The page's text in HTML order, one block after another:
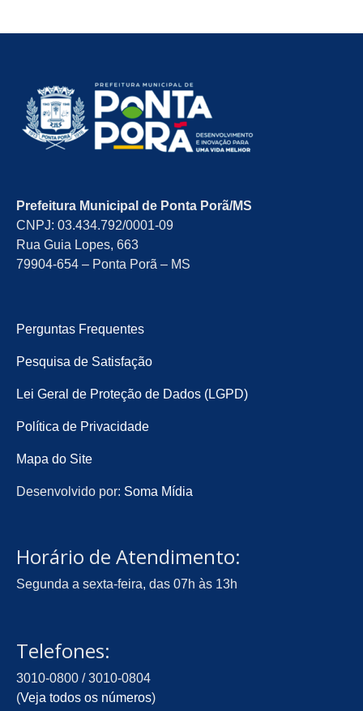
Prefeitura Municipal de Ponta Porã/MS
CNPJ: 03.434.792/0001-09
Rua Guia Lopes, 663
79904-654 – Ponta Porã – MS
Perguntas Frequentes
Pesquisa de Satisfação
Lei Geral de Proteção de Dados (LGPD)
Política de Privacidade
Mapa do Site
Desenvolvido por: Soma Mídia
Horário de Atendimento:
Segunda a sexta-feira, das 07h às 13h
Telefones:
3010-0800 / 3010-0804
(Veja todos os números)